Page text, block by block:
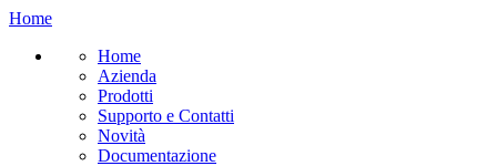
Home
Home
Azienda
Prodotti
Supporto e Contatti
Novità
Documentazione